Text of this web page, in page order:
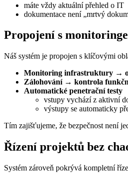
máte vždy aktuální přehled o IT
dokumentace není „mrtvý
Propojení s
Náš systém je propojen s klíčovými
Monitoring infrastruktury →
Zálohování → kontrola
Automatické penetrační testy
vstupy vychází z aktivní
výstupy se automaticky
Tím zajišťujeme, že bezpečnost není
Řízení projektů bez
Systém zároveň pokrývá kompletní